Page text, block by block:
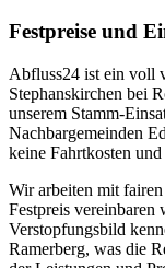
Festpreise und
Abfluss24 ist ein voll
Stephanskirchen bei
unserem Stamm-
Nachbargemeinden
keine Fahrtkosten
Wir arbeiten mit fairen
Festpreis
Verstopfungsbild
Ramerberg, was die